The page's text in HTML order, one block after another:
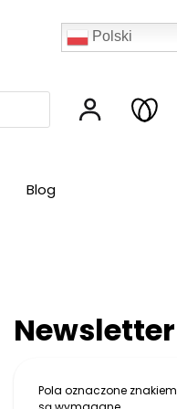
Polski
Blog
Newsletter
Pola oznaczone znakiem